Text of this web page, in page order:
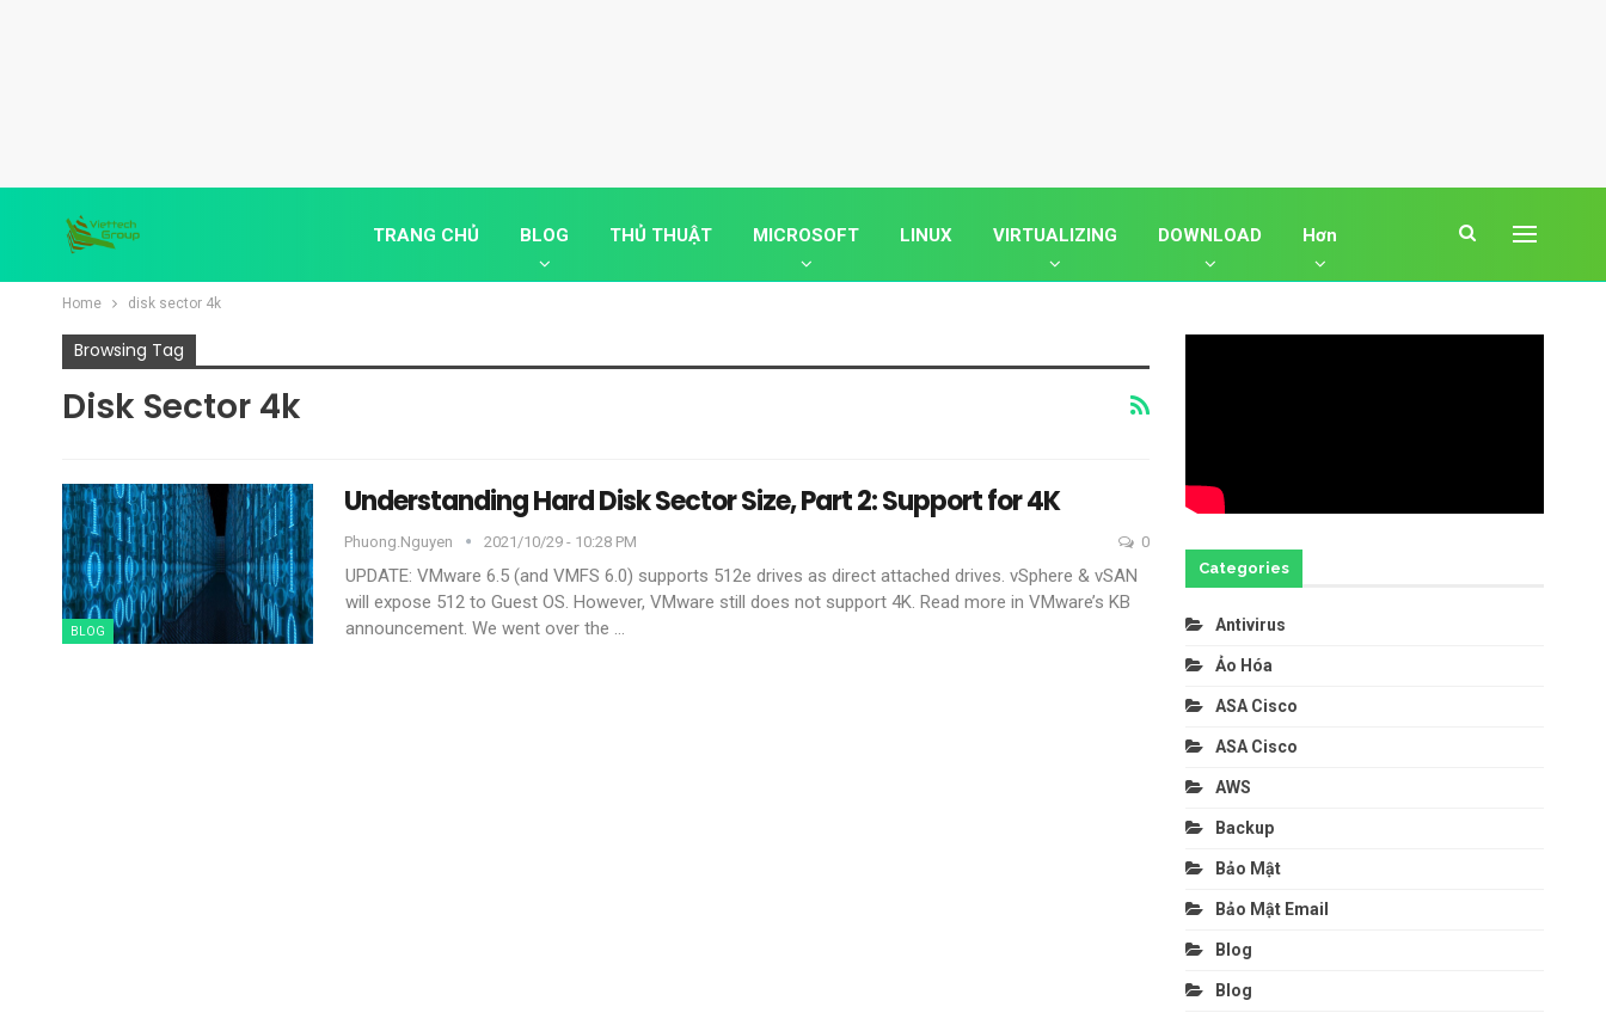
TRANG CHỦ BLOG THỦ THUẬT MICROSOFT LINUX VIRTUALIZING DOWNLOAD Hơn
Home disk sector 4k
Browsing Tag
Disk Sector 4k
BLOG
Understanding Hard Disk Sector Size, Part 2: Support for 4K
Phuong.nguyen 2021/10/29 - 10:28 PM 0
UPDATE: VMware 6.5 (and VMFS 6.0) supports 512e drives as direct attached drives. vSphere & vSAN
will expose 512 to Guest OS. However, VMware still does not support 4K. Read more in VMware’s KB
announcement. We went over the …
Categories
Antivirus
Ảo Hóa
ASA Cisco
ASA Cisco
AWS
Backup
Bảo Mật
Bảo Mật Email
Blog
Blog